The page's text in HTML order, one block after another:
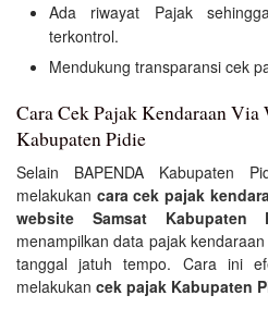
Ada riwayat Pajak
terkontrol.
Mendukung transparansi cek
Cara Cek Pajak Kendaraan Via
Kabupaten Pidie
Selain BAPENDA Kabupaten
melakukan cara cek pajak
website Samsat Kabupaten
menampilkan data pajak
tanggal jatuh tempo. Cara ini
melakukan cek pajak Kabupaten